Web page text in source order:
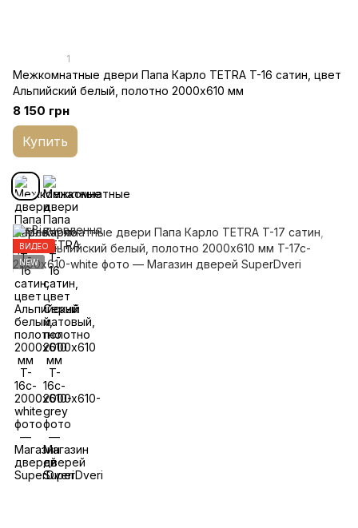
1
Межкомнатные двери Папа Карло TETRA T-16 cатин, цвет
Альпийский белый, полотно 2000х610 мм
8 150 грн
Купить
ВИДЕО
NEW